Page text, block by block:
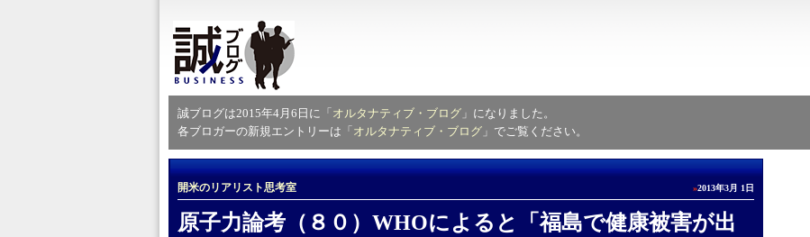
誠ブログは2015年4月6日に「 オルタナティブ・ブログ 」になりました。
各ブロガーの新規エントリーは「 オルタナティブ・ブログ 」でご覧ください。
»2013年3月 1日
開米のリアリスト思考室
原子力論考（８０）WHOによると「福島で健康被害が出